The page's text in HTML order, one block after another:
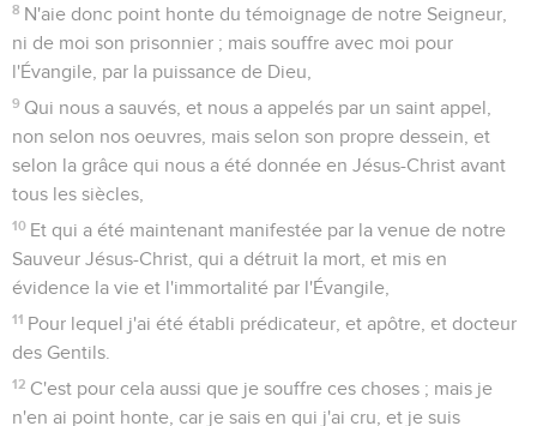
8 N'aie donc point honte du témoignage de notre Seigneur,
ni de moi son prisonnier ; mais souffre avec moi pour
l'Évangile, par la puissance de Dieu,
9 Qui nous a sauvés, et nous a appelés par un saint appel,
non selon nos oeuvres, mais selon son propre dessein, et
selon la grâce qui nous a été donnée en Jésus-Christ avant
tous les siècles,
10 Et qui a été maintenant manifestée par la venue de notre
Sauveur Jésus-Christ, qui a détruit la mort, et mis en
évidence la vie et l'immortalité par l'Évangile,
11 Pour lequel j'ai été établi prédicateur, et apôtre, et docteur
des Gentils.
12 C'est pour cela aussi que je souffre ces choses ; mais je
n'en ai point honte, car je sais en qui j'ai cru, et je suis